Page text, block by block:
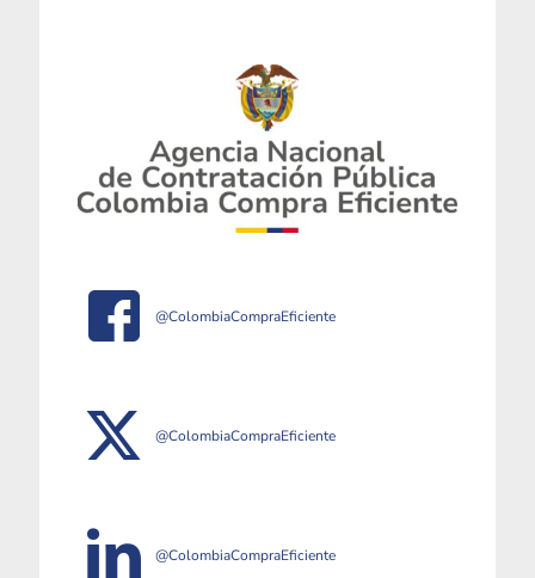
@ColombiaCompraEficiente
@ColombiaCompraEficiente
@ColombiaCompraEficiente